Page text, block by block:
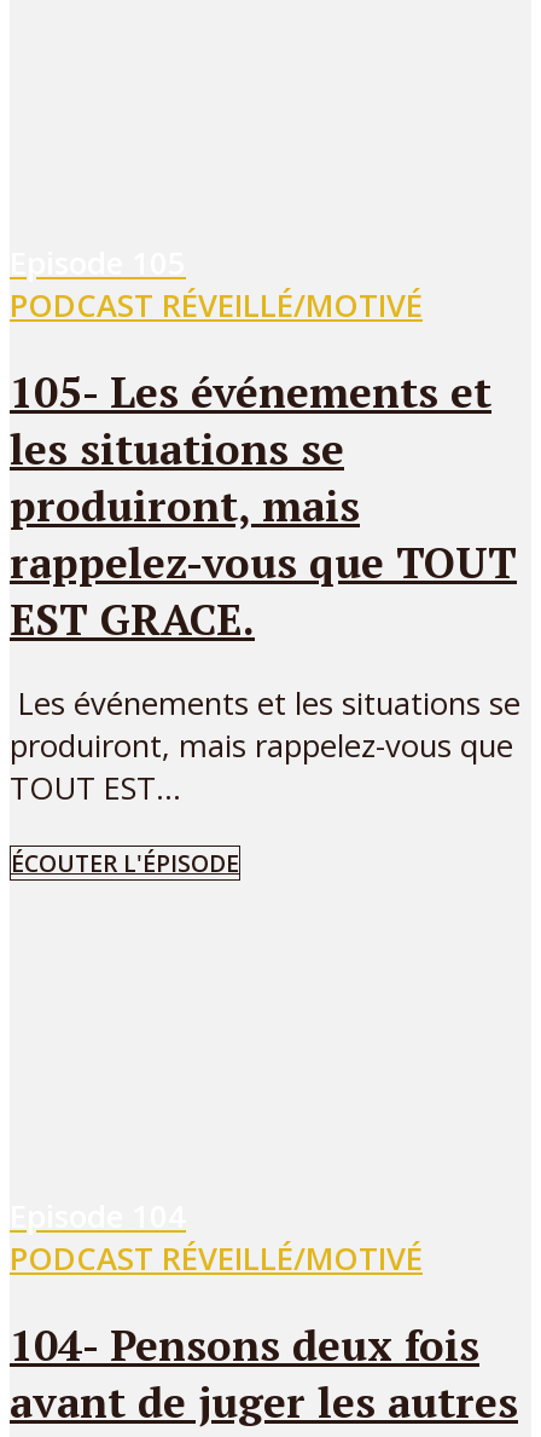
PODCAST RÉVEILLÉ/MOTIVÉ
105- Les événements et
les situations se
produiront, mais
rappelez-vous que TOUT
EST GRACE.
Les événements et les situations se
produiront, mais rappelez-vous que
TOUT EST...
ÉCOUTER L'ÉPISODE
PODCAST RÉVEILLÉ/MOTIVÉ
104- Pensons deux fois
avant de juger les autres